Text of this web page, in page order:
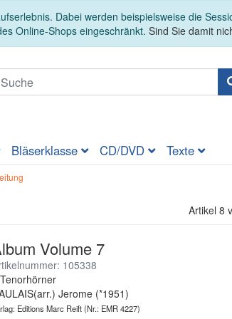
Dabei werden beispielsweise die
Online-Shops eingeschränkt. Sind Sie damit
Bläserklasse CD/DVD Texte
Artikel 8
Volume 7
105338
Jerome (*1951)
Editions Marc Reift(Nr.: EMR 4227)